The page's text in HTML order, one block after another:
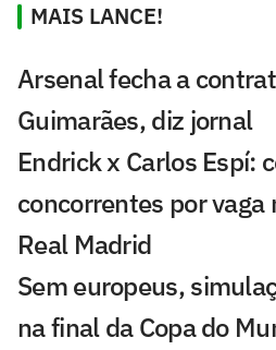
MAIS LANCE!
Arsenal fecha a
Guimarães, diz jornal
Endrick x Carlos Espí:
concorrentes por vaga
Real Madrid
Sem europeus,
na final da Copa do